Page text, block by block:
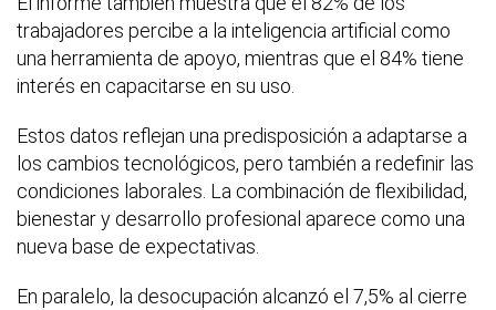
trabajadores percibe a la inteligencia artificial como
una herramienta de apoyo, mientras que el 84% tiene
interés en capacitarse en su uso.
Estos datos reflejan una predisposición a adaptarse a
los cambios tecnológicos, pero también a redefinir las
condiciones laborales. La combinación de flexibilidad,
bienestar y desarrollo profesional aparece como una
nueva base de expectativas.
En paralelo, la desocupación alcanzó el 7,5% al cierre